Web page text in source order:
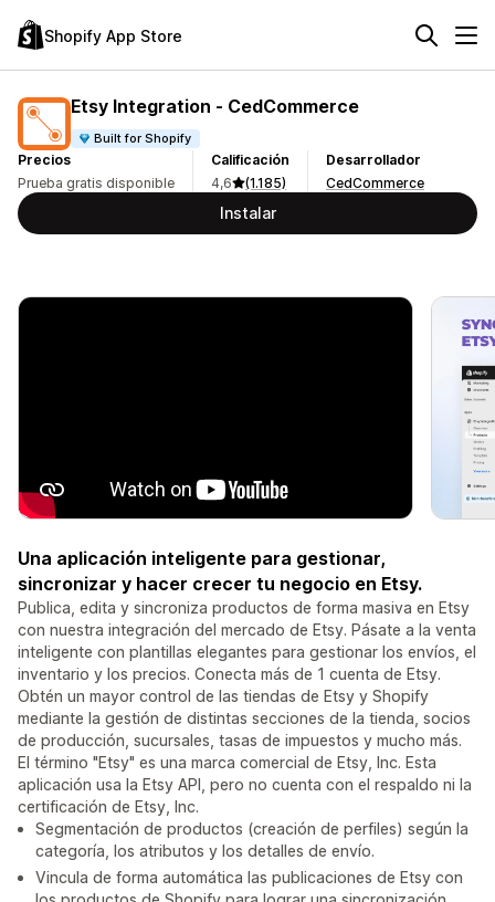
Shopify App Store
Etsy Integration ‑ CedCommerce
Built for Shopify
Precios
Prueba gratis disponible
Calificación
4,6
(1.185)
Desarrollador
CedCommerce
Instalar
Una aplicación inteligente para gestionar,
sincronizar y hacer crecer tu negocio en Etsy.
Publica, edita y sincroniza productos de forma masiva en Etsy
con nuestra integración del mercado de Etsy. Pásate a la venta
inteligente con plantillas elegantes para gestionar los envíos, el
inventario y los precios. Conecta más de 1 cuenta de Etsy.
Obtén un mayor control de las tiendas de Etsy y Shopify
mediante la gestión de distintas secciones de la tienda, socios
de producción, sucursales, tasas de impuestos y mucho más.
El término "Etsy" es una marca comercial de Etsy, Inc. Esta
aplicación usa la Etsy API, pero no cuenta con el respaldo ni la
certificación de Etsy, Inc.
Segmentación de productos (creación de perfiles) según la
categoría, los atributos y los detalles de envío.
Vincula de forma automática las publicaciones de Etsy con